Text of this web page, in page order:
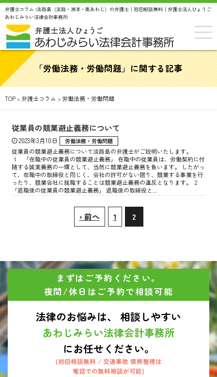
弁護士コラム |淡路島（淡路・洲本・南あわじ）の弁護士｜初回相談無料｜弁護士法人ひょうご
あわじみらい法律会計事務所
「労働法務・労働問題」に関する記事
TOP > 弁護士コラム > 労働法務・労働問題
従業員の競業避止義務について
2023年3月10日 労働法務・労働問題
従業員の競業避止義務について淡路島の弁護士がご説明いたします。
１ 「在職中の従業員の競業避止義務」 在職中の従業員は、労働契約に付
随する誠実義務の一環として、当然に競業避止義務を負います。 したがっ
て、在職中の取締役と同じく、会社の許可がない限り、競業する事業を行
ったり、競業会社に就職することは競業避止義務の違反となります。 ２
「退職後の従業員の競業避止義務」 退職後の取締役と...
‹ 前へ 1 2
まずはご予約ください。
夜間/休日はご予約で相談可能
法律のお悩みは、 相談しやすい
あわじみらい法律会計事務所
にお任せください。
(初回相談無料 / 交通事故 債務整理は
電話での無料相談が可能)